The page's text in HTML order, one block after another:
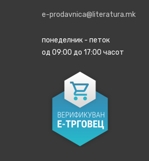
e-prodavnica@literatura.mk
понеделник - петок
од 09:00 до 17:00 часот